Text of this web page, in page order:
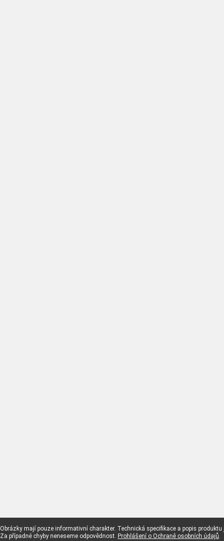
Obrázky mají pouze informativní charakter. Technická specifikace a popis produktu
Za případné chyby neneseme odpovědnost. Prohlášení o Ochraně osobních údajů.